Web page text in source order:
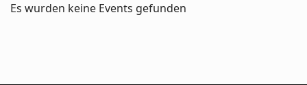
Es wurden keine Events gefunden